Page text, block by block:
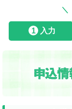
＼
1 入力